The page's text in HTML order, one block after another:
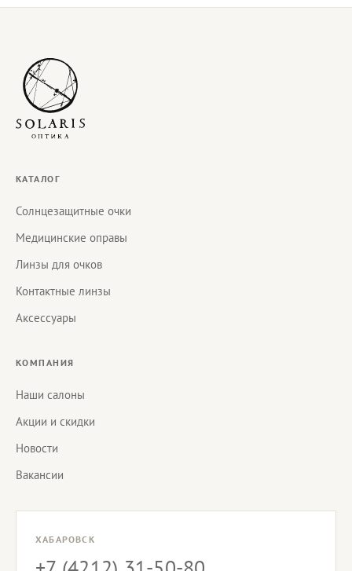
КАТАЛОГ
Солнцезащитные очки
Медицинские оправы
Линзы для очков
Контактные линзы
Аксессуары
КОМПАНИЯ
Наши салоны
Акции и скидки
Новости
Вакансии
ХАБАРОВСК